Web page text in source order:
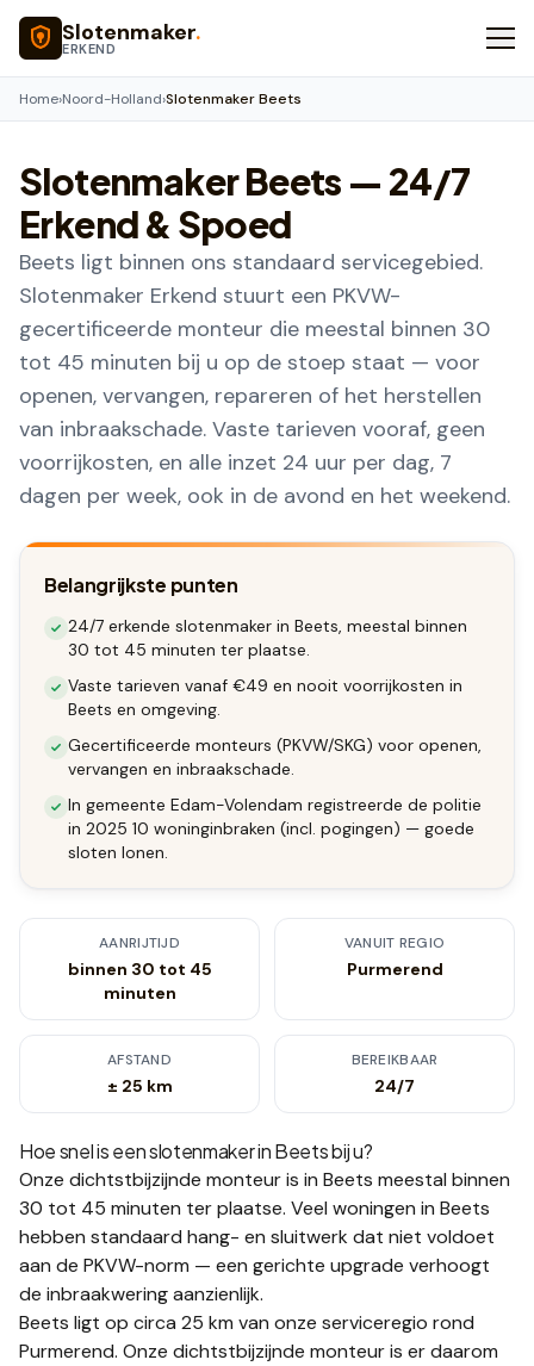
Naar hoofdinhoud
Slotenmaker.
ERKEND
Home›Noord-Holland›Slotenmaker Beets
SlotenmakerBeets — 24/7
Erkend & Spoed
Beets ligt binnen ons standaard servicegebied.
Slotenmaker Erkend stuurt een PKVW-
gecertificeerde monteur die meestal binnen 30
tot 45 minuten bij u op de stoep staat — voor
openen, vervangen, repareren of het herstellen
van inbraakschade. Vaste tarieven vooraf, geen
voorrijkosten, en alle inzet 24 uur per dag, 7
dagen per week, ook in de avond en het weekend.
Belangrijkste punten
24/7 erkende slotenmaker in Beets, meestal binnen
30 tot 45 minuten ter plaatse.
Vaste tarieven vanaf €49 en nooit voorrijkosten in
Beets en omgeving.
Gecertificeerde monteurs (PKVW/SKG) voor openen,
vervangen en inbraakschade.
In gemeente Edam-Volendam registreerde de politie
in 2025 10 woninginbraken (incl. pogingen) — goede
sloten lonen.
AANRIJTIJD
binnen 30 tot 45
minuten
VANUIT REGIO
Purmerend
AFSTAND
± 25 km
BEREIKBAAR
24/7
Hoe snel is een slotenmaker inBeetsbij u?
Onze dichtstbijzijnde monteur is in Beets meestal binnen
30 tot 45 minuten ter plaatse. Veel woningen in Beets
hebben standaard hang- en sluitwerk dat niet voldoet
aan de PKVW-norm — een gerichte upgrade verhoogt
de inbraakwering aanzienlijk.
Beets ligt op circa 25 km van onze serviceregio rond
Purmerend. Onze dichtstbijzijnde monteur is er daarom